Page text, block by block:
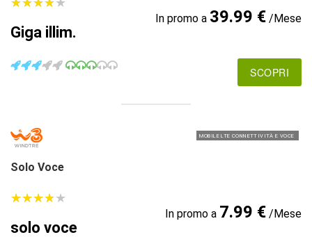
Giga illim.
In promo a 39.99 €/Mese
SCOPRI
MOBILE LTE CONNETTIVITÀ E VOCE
Solo Voce
★★★★★
★★★★★
solo voce
In promo a 7.99 €/Mese